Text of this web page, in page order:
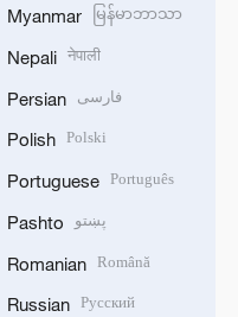
Myanmar မြန်မာဘာသာ
Nepali नेपाली
Persian فارسی
Polish Polski
Portuguese Português
Pashto پښتو
Romanian Română
Russian Русский